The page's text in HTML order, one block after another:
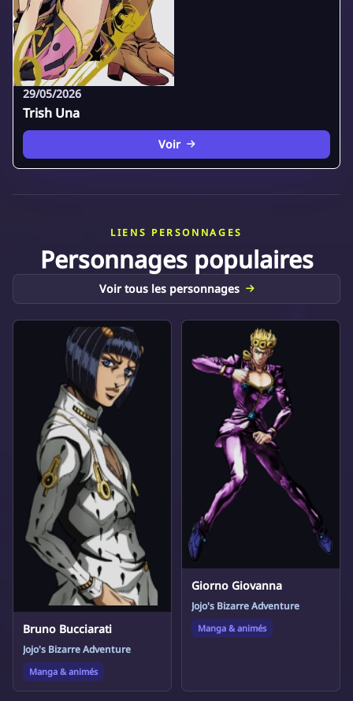
29/05/2026
Trish Una
Voir
LIENS PERSONNAGES
Personnages populaires
Voir tous les personnages
Bruno Bucciarati
Jojo's Bizarre Adventure
Manga & animés
Giorno Giovanna
Jojo's Bizarre Adventure
Manga & animés